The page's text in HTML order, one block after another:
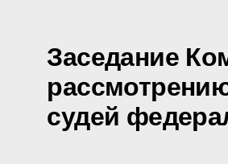
Заседание
судей